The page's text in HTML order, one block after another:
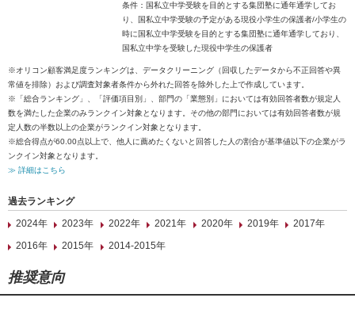
条件：国私立中学受験を目的とする集団塾に通年通学してお
り、国私立中学受験の予定がある現役小学生の保護者/小学生の
時に国私立中学受験を目的とする集団塾に通年通学しており、
国私立中学を受験した現役中学生の保護者
※オリコン顧客満足度ランキングは、データクリーニング（回収したデータから不正回答や異
常値を排除）および調査対象者条件から外れた回答を除外した上で作成しています。
※「総合ランキング」、「評価項目別」、部門の「業態別」においては有効回答者数が規定人
数を満たした企業のみランクイン対象となります。その他の部門においては有効回答者数が規
定人数の半数以上の企業がランクイン対象となります。
※総合得点が60.00点以上で、他人に薦めたくないと回答した人の割合が基準値以下の企業がラ
ンクイン対象となります。
≫ 詳細はこちら
過去ランキング
2024年
2023年 2022年 2021年 2020年 2019年
2017年
2016年
2015年 2014-2015年
推奨意向